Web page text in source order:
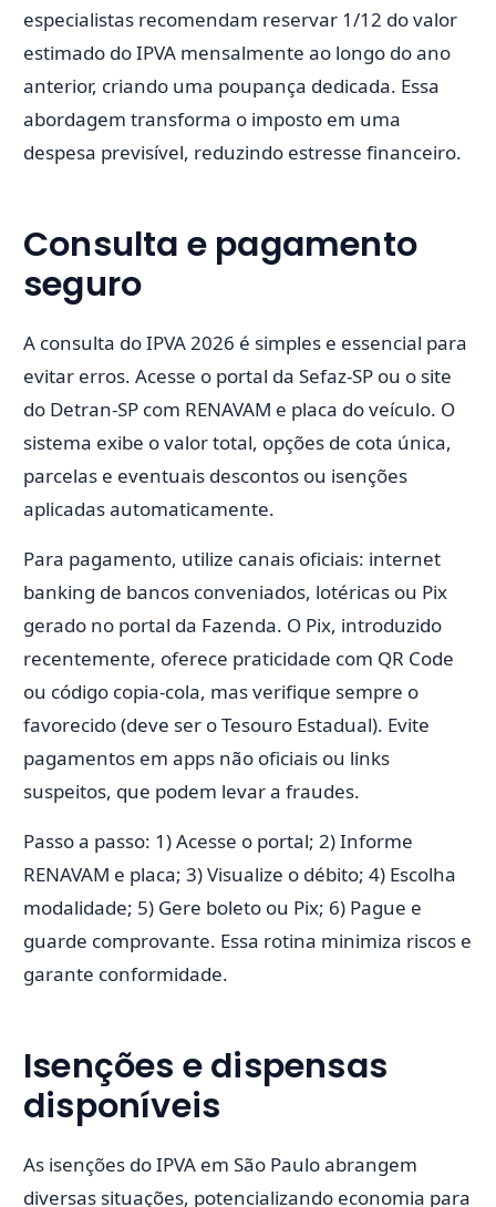
especialistas recomendam reservar 1/12 do valor
estimado do IPVA mensalmente ao longo do ano
anterior, criando uma poupança dedicada. Essa
abordagem transforma o imposto em uma
despesa previsível, reduzindo estresse financeiro.
Consulta e pagamento
seguro
A consulta do IPVA 2026 é simples e essencial para
evitar erros. Acesse o portal da Sefaz-SP ou o site
do Detran-SP com RENAVAM e placa do veículo. O
sistema exibe o valor total, opções de cota única,
parcelas e eventuais descontos ou isenções
aplicadas automaticamente.
Para pagamento, utilize canais oficiais: internet
banking de bancos conveniados, lotéricas ou Pix
gerado no portal da Fazenda. O Pix, introduzido
recentemente, oferece praticidade com QR Code
ou código copia-cola, mas verifique sempre o
favorecido (deve ser o Tesouro Estadual). Evite
pagamentos em apps não oficiais ou links
suspeitos, que podem levar a fraudes.
Passo a passo: 1) Acesse o portal; 2) Informe
RENAVAM e placa; 3) Visualize o débito; 4) Escolha
modalidade; 5) Gere boleto ou Pix; 6) Pague e
guarde comprovante. Essa rotina minimiza riscos e
garante conformidade.
Isenções e dispensas
disponíveis
As isenções do IPVA em São Paulo abrangem
diversas situações, potencializando economia para